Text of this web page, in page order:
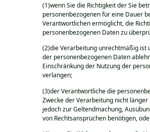
(1)wenn Sie die Richtigkeit der Sie
personenbezogenen für eine Dauer
Verantwortlichen ermöglicht, die
personenbezogenen Daten zu
(2)die Verarbeitung unrechtmäßig ist
der personenbezogenen Daten
Einschränkung der Nutzung der
verlangen;
(3)der Verantwortliche die
Zwecke der Verarbeitung nicht länger
jedoch zur Geltendmachung,
von Rechtsansprüchen benötigen,